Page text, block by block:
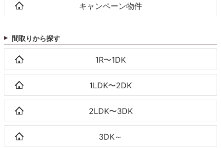
キャンペーン物件
間取りから探す
1R〜1DK
1LDK〜2DK
2LDK〜3DK
3DK～